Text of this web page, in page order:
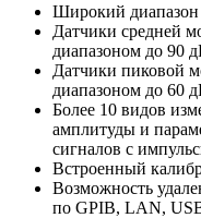
Широкий диапазон
Датчики средней
диапазоном до 90
Датчики пиковой
диапазоном до 60
Более 10 видов
амплитуды и
сигналов с
Встроенный
Возможность
по GPIB, LAN,